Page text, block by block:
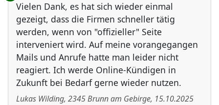
Vielen Dank, es hat sich wieder einmal
gezeigt, dass die Firmen schneller tätig
werden, wenn von "offizieller" Seite
interveniert wird. Auf meine vorangegangen
Mails und Anrufe hatte man leider nicht
reagiert. Ich werde Online-Kündigen in
Zukunft bei Bedarf gerne wieder nutzen.
Lukas Wilding, 2345Brunn am Gebirge, 15.10.2025